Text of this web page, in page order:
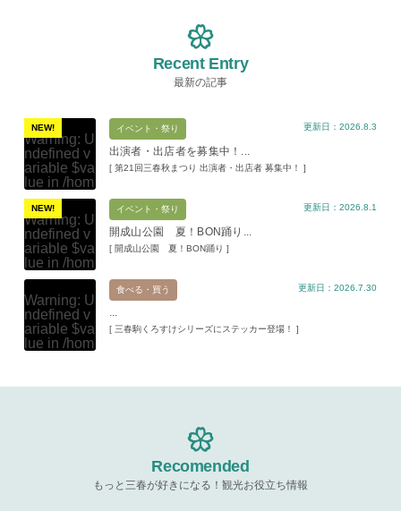
Recent Entry
最新の記事
NEW!
Warning: U
ndefined v
ariable $va
lue in /hom
e/xs11945
9/miharuko
ma.com/pu
blic_html/w
p-content/t
hemes/mih
aru/templat
e-parts/pic
up.phpon l
ine19
Warning: A
ad property
イベント・祭り
出演者・出店者を募集中！...
[ 第21回三春秋まつり 出演者・出店者 募集中！ ]
更新日：2026.8.3
NEW!
Warning: U
ndefined v
ariable $va
lue in /hom
e/xs11945
9/miharuko
ma.com/pu
blic_html/w
p-content/t
hemes/mih
up.phpon l
イベント・祭り
開成山公園 夏！BON踊り...
[ 開成山公園 夏！BON踊り ]
更新日：2026.8.1
Warning: U
ndefined v
ariable $va
lue in /hom
ma.com/pu
食べる・買う
...
[ 三春駒くろすけシリーズにステッカー登場！ ]
更新日：2026.7.30
Recomended
もっと三春が好きになる！観光お役立ち情報